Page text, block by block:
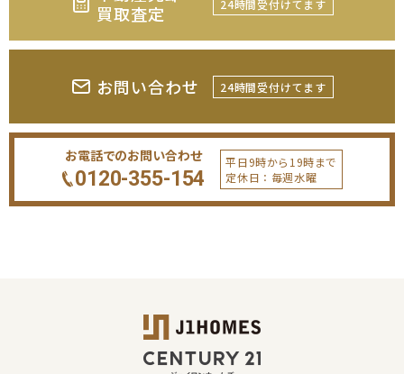
買取査定
24時間受付けてます
お問い合わせ 24時間受付けてます
お電話でのお問い合わせ
0120-355-154
平日9時から19時まで
定休日：毎週水曜